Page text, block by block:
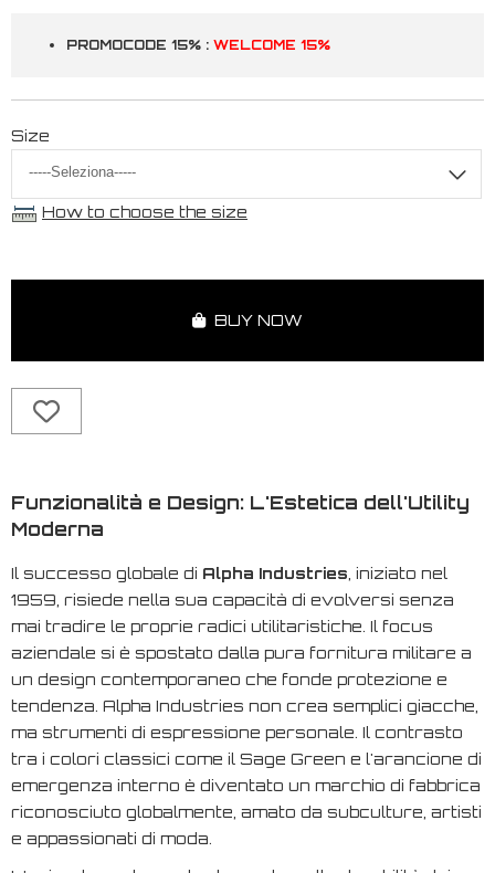
PROMOCODE 15% : WELCOME 15%
Size
How to choose the size
BUY NOW
Funzionalità e Design: L'Estetica dell'Utility
Moderna
Il successo globale di Alpha Industries , iniziato nel
1959, risiede nella sua capacità di evolversi senza
mai tradire le proprie radici utilitaristiche. Il focus
aziendale si è spostato dalla pura fornitura militare a
un design contemporaneo che fonde protezione e
tendenza. Alpha Industries non crea semplici giacche,
ma strumenti di espressione personale. Il contrasto
tra i colori classici come il Sage Green e l'arancione di
emergenza interno è diventato un marchio di fabbrica
riconosciuto globalmente, amato da subculture, artisti
e appassionati di moda.